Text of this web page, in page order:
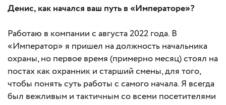
Денис, как начался ваш путь в «Императоре»?
Работаю в компании с августа 2022 года. В
«Император» я пришел на должность начальника
охраны, но первое время (примерно месяц) стоял на
постах как охранник и старший смены, для того,
чтобы понять суть работы с самого начала. Я всегда
был вежливым и тактичным со всеми посетителями